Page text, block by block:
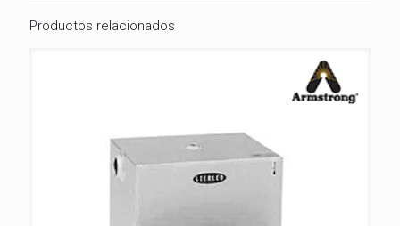
Productos relacionados